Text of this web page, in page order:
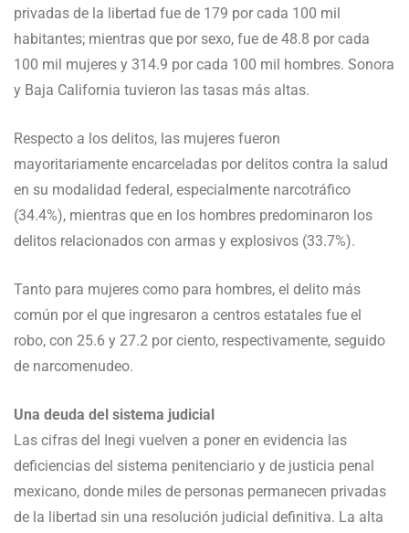
privadas de la libertad fue de 179 por cada 100 mil
habitantes; mientras que por sexo, fue de 48.8 por cada
100 mil mujeres y 314.9 por cada 100 mil hombres. Sonora
y Baja California tuvieron las tasas más altas.
Respecto a los delitos, las mujeres fueron
mayoritariamente encarceladas por delitos contra la salud
en su modalidad federal, especialmente narcotráfico
(34.4%), mientras que en los hombres predominaron los
delitos relacionados con armas y explosivos (33.7%).
Tanto para mujeres como para hombres, el delito más
común por el que ingresaron a centros estatales fue el
robo, con 25.6 y 27.2 por ciento, respectivamente, seguido
de narcomenudeo.
Una deuda del sistema judicial
Las cifras del Inegi vuelven a poner en evidencia las
deficiencias del sistema penitenciario y de justicia penal
mexicano, donde miles de personas permanecen privadas
de la libertad sin una resolución judicial definitiva. La alta